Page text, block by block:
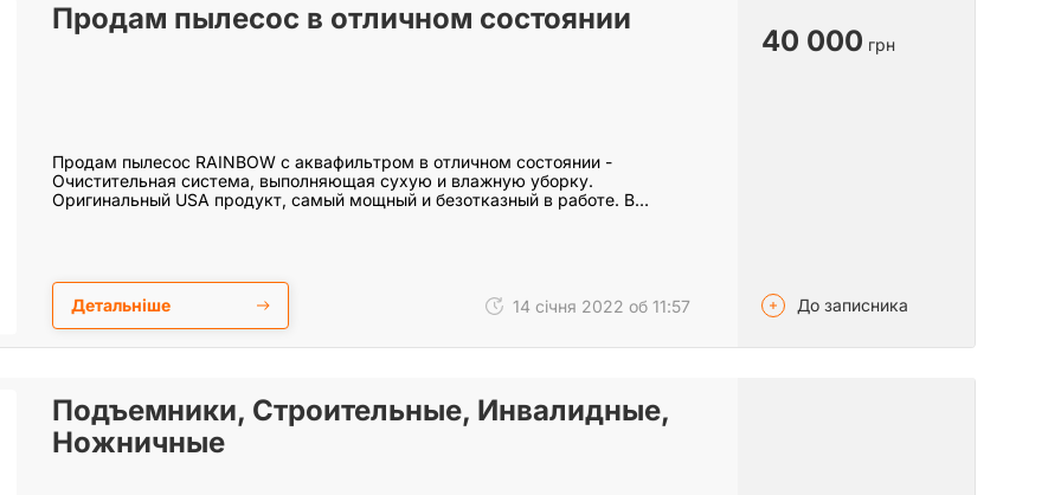
Продам пылесос в отличном состоянии
Продам пылесос RAINBOW с аквафильтром в отличном состоянии -
Очистительная система, выполняющая сухую и влажную уборку.
Оригинальный USA продукт, самый мощный и безотказный в работе. В
Детальніше 14 січня 2022 об 11:57
40 000 грн
До записника
Подъемники, Строительные, Инвалидные,
Ножничные